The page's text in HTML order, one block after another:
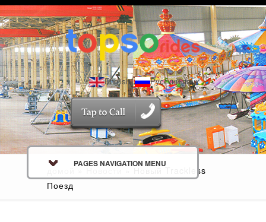
English Русский язык
PAGES NAVIGATION MENU
Новый Trackless
Поезд